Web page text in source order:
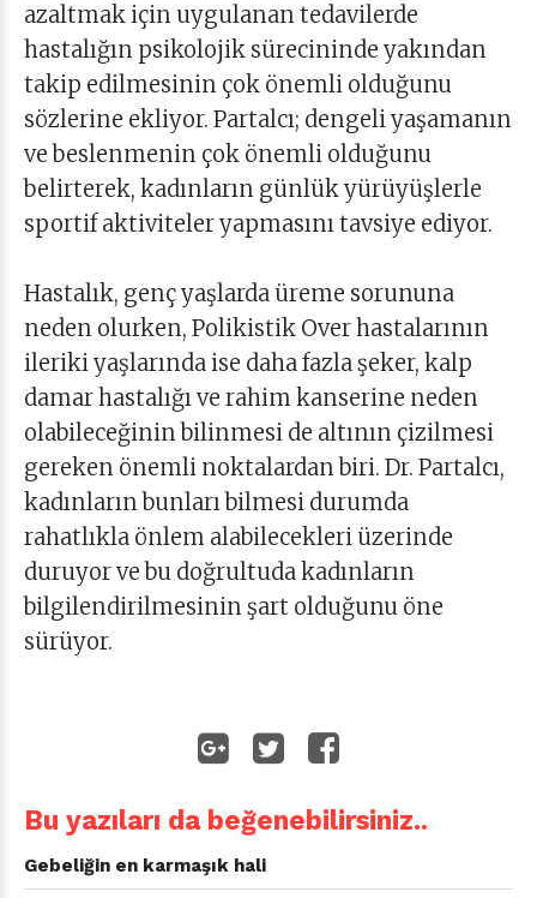
azaltmak için uygulanan tedavilerde
hastalığın psikolojik sürecininde yakından
takip edilmesinin çok önemli olduğunu
sözlerine ekliyor. Partalcı; dengeli yaşamanın
ve beslenmenin çok önemli olduğunu
belirterek, kadınların günlük yürüyüşlerle
sportif aktiviteler yapmasını tavsiye ediyor.
Hastalık, genç yaşlarda üreme sorununa
neden olurken, Polikistik Over hastalarının
ileriki yaşlarında ise daha fazla şeker, kalp
damar hastalığı ve rahim kanserine neden
olabileceğinin bilinmesi de altının çizilmesi
gereken önemli noktalardan biri. Dr. Partalcı,
kadınların bunları bilmesi durumda
rahatlıkla önlem alabilecekleri üzerinde
duruyor ve bu doğrultuda kadınların
bilgilendirilmesinin şart olduğunu öne
sürüyor.
Bu yazıları da beğenebilirsiniz..
Gebeliğin en karmaşık hali